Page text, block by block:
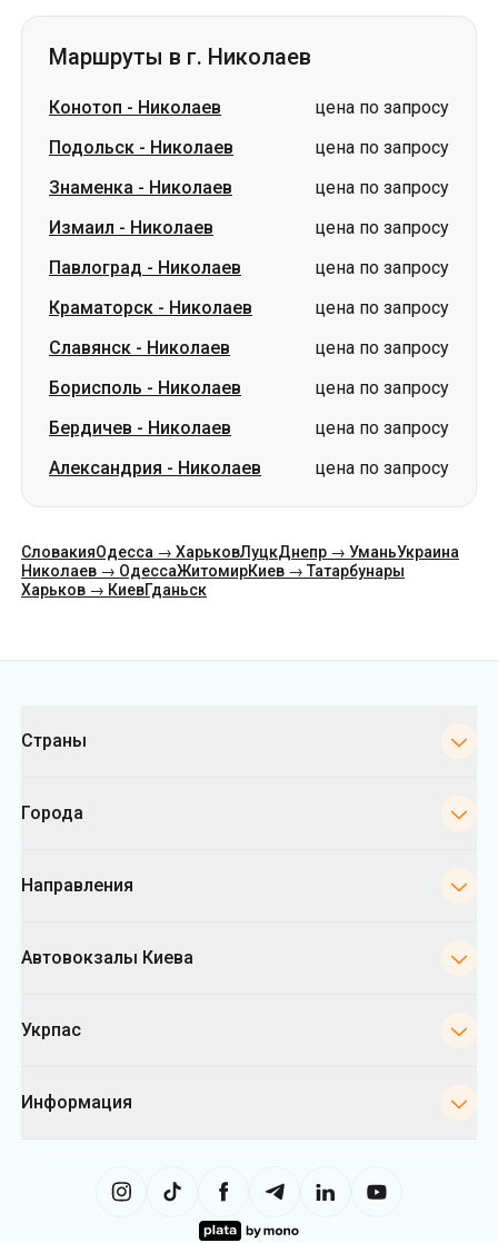
Маршруты в г. Николаев
Конотоп - Николаев
цена по запросу
Подольск - Николаев
цена по запросу
Знаменка - Николаев
цена по запросу
Измаил - Николаев
цена по запросу
Павлоград - Николаев
цена по запросу
Краматорск - Николаев
цена по запросу
Славянск - Николаев
цена по запросу
Борисполь - Николаев
цена по запросу
Бердичев - Николаев
цена по запросу
Александрия - Николаев цена по запросу
СловакияОдесса → ХарьковЛуцкДнепр → УманьУкраина
Николаев → ОдессаЖитомирКиев → Татарбунары
Харьков → КиевГданьск
Страны
Города
Направления
Автовокзалы Киева
Укрпас
Информация